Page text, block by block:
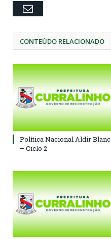
Email
CONTEÚDO RELACIONADO
Política Nacional Aldir Blanc
– Ciclo 2